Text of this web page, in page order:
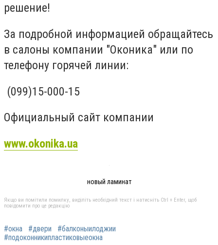
решение!
За подробной информацией обращайтесь
в салоны компании "Оконика" или по
телефону горячей линии:
(099)15-000-15
Официальный сайт компании
www.okonika.ua
новый ламинат
Якщо ви помітили помилку, виділіть необхідний текст і натисніть Ctrl + Enter, щоб
повідомити про це редакцію
#окна #двери
#балконыилоджии
#подоконникипластиковыеокна